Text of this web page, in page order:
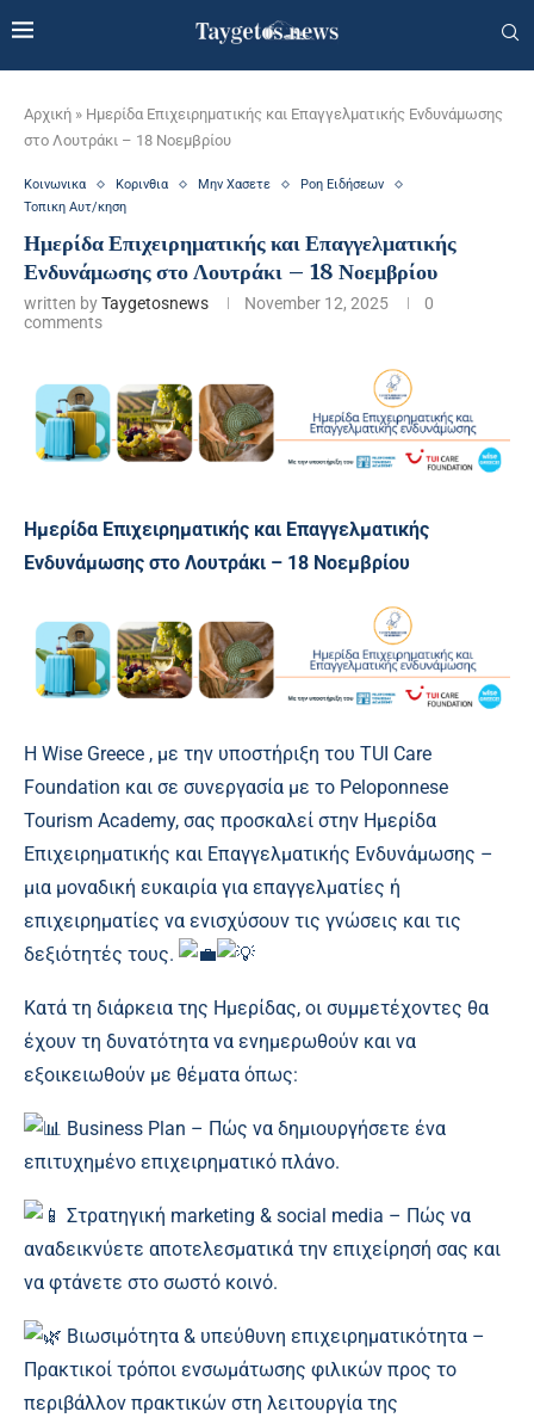
Αρχική » Ημερίδα Επιχειρηματικής και Επαγγελματικής Ενδυνάμωσης
στο Λουτράκι – 18 Νοεμβρίου
Κοινωνικα Κορινθια Μην Χασετε
Ροη Ειδήσεων
Τοπικη Αυτ/κηση
Ημερίδα Επιχειρηματικής και Επαγγελματικής
Ενδυνάμωσης στο Λουτράκι – 18 Νοεμβρίου
written byTaygetosnews November 12, 2025
0
comments
Ημερίδα Επιχειρηματικής και Επαγγελματικής
Ενδυνάμωσης στο Λουτράκι – 18 Νοεμβρίου
Η Wise Greece , με την υποστήριξη του TUI Care
Foundation και σε συνεργασία με το Peloponnese
Tourism Academy, σας προσκαλεί στην Ημερίδα
Επιχειρηματικής και Επαγγελματικής Ενδυνάμωσης –
μια μοναδική ευκαιρία για επαγγελματίες ή
επιχειρηματίες να ενισχύσουν τις γνώσεις και τις
δεξιότητές τους.
Κατά τη διάρκεια της Ημερίδας, οι συμμετέχοντες θα
έχουν τη δυνατότητα να ενημερωθούν και να
εξοικειωθούν με θέματα όπως:
Business Plan – Πώς να δημιουργήσετε ένα
επιτυχημένο επιχειρηματικό πλάνο.
Στρατηγική marketing & social media – Πώς να
αναδεικνύετε αποτελεσματικά την επιχείρησή σας και
να φτάνετε στο σωστό κοινό.
Βιωσιμότητα & υπεύθυνη επιχειρηματικότητα –
Πρακτικοί τρόποι ενσωμάτωσης φιλικών προς το
περιβάλλον πρακτικών στη λειτουργία της